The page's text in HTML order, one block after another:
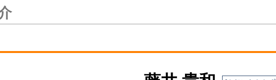
以外
請求
書
隣人トラブル 戸建て マンション
共用部分 維持管理 トラブル
不動産トラブル
分侵害額請求
件
題